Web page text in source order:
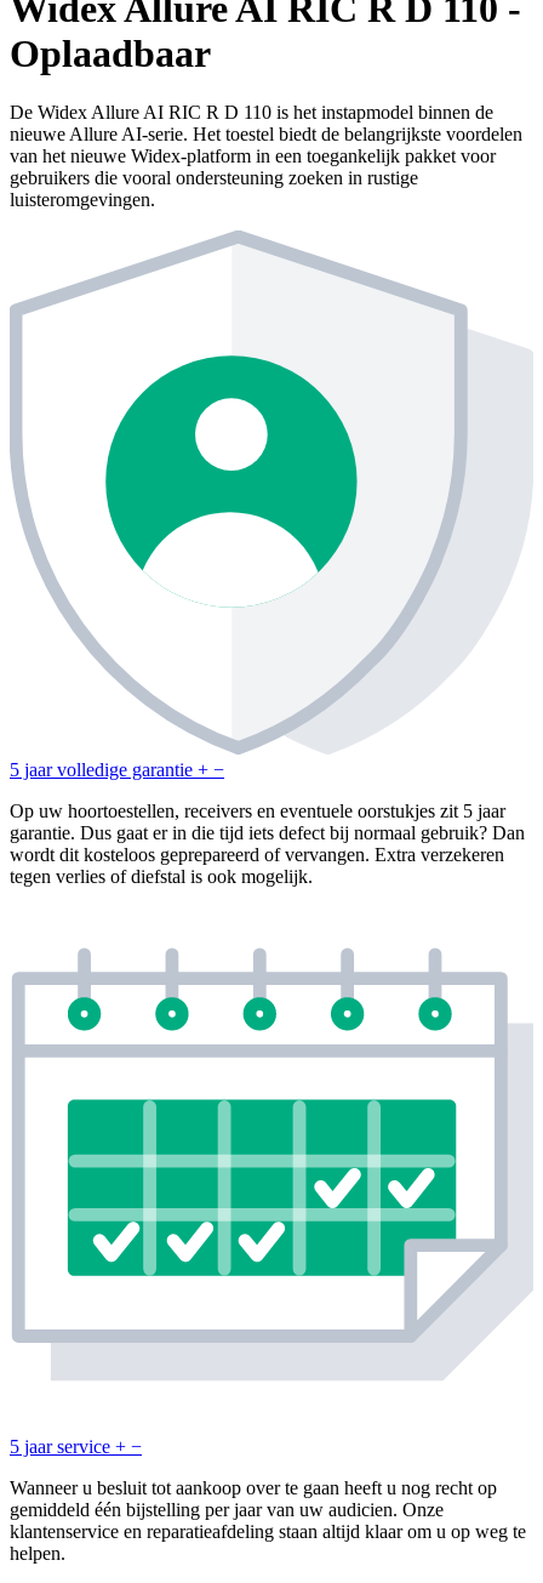
Oplaadbaar
De Widex Allure AI RIC R D 110 is het instapmodel binnen de
nieuwe Allure AI-serie. Het toestel biedt de belangrijkste voordelen
van het nieuwe Widex-platform in een toegankelijk pakket voor
gebruikers die vooral ondersteuning zoeken in rustige
luisteromgevingen.
5 jaar volledige garantie + −
Op uw hoortoestellen, receivers en eventuele oorstukjes zit 5 jaar
garantie. Dus gaat er in die tijd iets defect bij normaal gebruik? Dan
wordt dit kosteloos geprepareerd of vervangen. Extra verzekeren
tegen verlies of diefstal is ook mogelijk.
5 jaar service + −
Wanneer u besluit tot aankoop over te gaan heeft u nog recht op
gemiddeld één bijstelling per jaar van uw audicien. Onze
klantenservice en reparatieafdeling staan altijd klaar om u op weg te
helpen.